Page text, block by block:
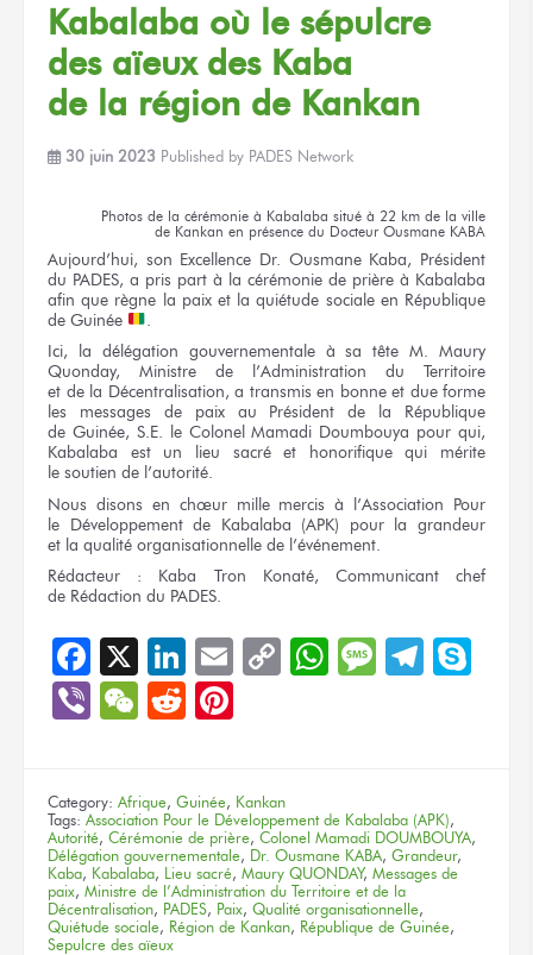
Kabalaba où le sépulcre
des aïeux des Kaba
de la région de Kankan
30 juin 2023 Published by PADES Network
Photos de la cérémonie à Kabalaba situé à 22 km de la ville
de Kankan en présence du Docteur Ousmane KABA
Aujourd’hui, son Excellence Dr. OusmaneKaba, Président
du PADES, a pris part à la cérémonie de prière à Kabalaba
afinque règne la paix et la quiétude sociale en République
de Guinée
.
Ici,
la délégation gouvernementale à sa tête M. Maury
Quonday, Ministre de l’Administration
du Territoire
et de la Décentralisation, a transmis en bonne et dueforme
les messages
de paix au Président
de la République
de Guinée, S.E. le Colonel Mamadi Doumbouya pour qui,
Kabalaba est un lieu sacréet honorifique qui mérite
le soutien de l’autorité.
Nous disons en chœurmille mercisà l’Association Pour
le Développement de Kabalaba (APK) pour la grandeur
et la qualité organisationnelle de l’événement.
Rédacteur : Kaba Tron Konaté, Communicant chef
de Rédaction du PADES.
Facebook
X LinkedIn
EmailCopyWhatsApp
Message
ViberWeChat
Reddit
Category: Afrique, Guinée, Kankan
Tags: Association Pour le Développement de Kabalaba (APK),
Autorité, Cérémonie de prière, Colonel Mamadi DOUMBOUYA,
Délégation gouvernementale, Dr. Ousmane KABA, Grandeur,
Kaba, Kabalaba, Lieu sacré, Maury QUONDAY, Messages de
paix, Ministre de l’Administration du Territoire et de la
Décentralisation, PADES, Paix, Qualité organisationnelle,
Quiétude sociale, Région de Kankan, République de Guinée,
Sepulcre des aïeux